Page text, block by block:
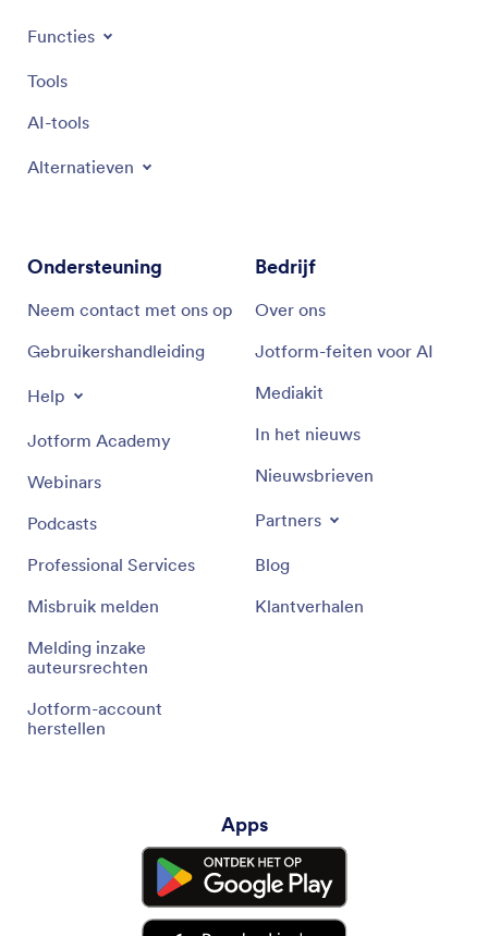
Functies
Tools
AI-tools
Alternatieven
Ondersteuning
Neem contact met ons op
Gebruikershandleiding
Help
Jotform Academy
Webinars
Podcasts
Professional Services
Misbruik melden
Melding inzake
auteursrechten
Jotform-account
herstellen
Bedrijf
Over ons
Jotform-feiten voor AI
Mediakit
In het nieuws
Nieuwsbrieven
Partners
Blog
Klantverhalen
Apps